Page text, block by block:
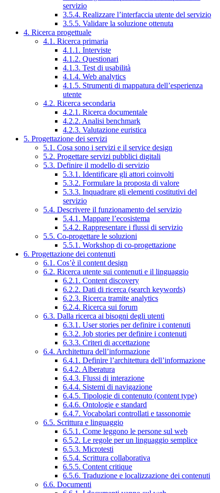
servizio
3.5.4. Realizzare l’interfaccia utente del servizio
3.5.5. Validare la soluzione ottenuta
4. Ricerca progettuale
4.1. Ricerca primaria
4.1.1. Interviste
4.1.2. Questionari
4.1.3. Test di usabilità
4.1.4. Web analytics
4.1.5. Strumenti di mappatura dell’esperienza
utente
4.2. Ricerca secondaria
4.2.1. Ricerca documentale
4.2.2. Analisi benchmark
4.2.3. Valutazione euristica
5. Progettazione dei servizi
5.1. Cosa sono i servizi e il service design
5.2. Progettare servizi pubblici digitali
5.3. Definire il modello di servizio
5.3.1. Identificare gli attori coinvolti
5.3.2. Formulare la proposta di valore
5.3.3. Inquadrare gli elementi costitutivi del
servizio
5.4. Descrivere il funzionamento del servizio
5.4.1. Mappare l’ecosistema
5.4.2. Rappresentare i flussi di servizio
5.5. Co-progettare le soluzioni
5.5.1. Workshop di co-progettazione
6. Progettazione dei contenuti
6.1. Cos’è il content design
6.2. Ricerca utente sui contenuti e il linguaggio
6.2.1. Content discovery
6.2.2. Dati di ricerca (search keywords)
6.2.3. Ricerca tramite analytics
6.2.4. Ricerca sui forum
6.3. Dalla ricerca ai bisogni degli utenti
6.3.1. User stories per definire i contenuti
6.3.2. Job stories per definire i contenuti
6.3.3. Criteri di accettazione
6.4. Architettura dell’informazione
6.4.1. Definire l’architettura dell’informazione
6.4.2. Alberatura
6.4.3. Flussi di interazione
6.4.4. Sistemi di navigazione
6.4.5. Tipologie di contenuto (content type)
6.4.6. Ontologie e standard
6.4.7. Vocabolari controllati e tassonomie
6.5. Scrittura e linguaggio
6.5.1. Come leggono le persone sul web
6.5.2. Le regole per un linguaggio semplice
6.5.3. Microtesti
6.5.4. Scrittura collaborativa
6.5.5. Content critique
6.5.6. Traduzione e localizzazione dei contenuti
6.6. Documenti